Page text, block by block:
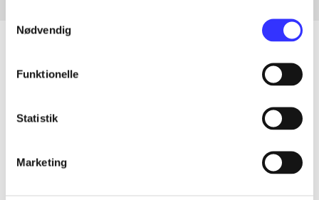
Nødvendig
Funktionelle
Statistik
Marketing